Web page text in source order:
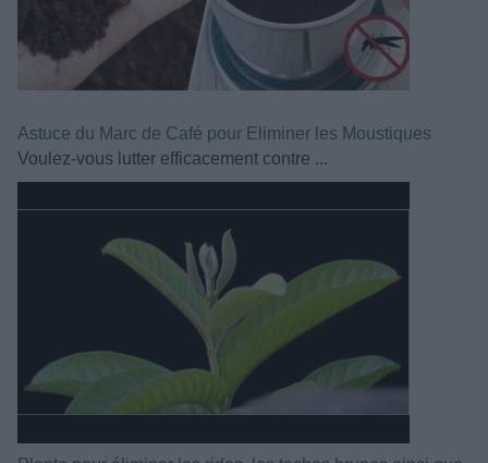
Astuce du Marc de Café pour Eliminer les Moustiques
Voulez-vous lutter efficacement contre ...